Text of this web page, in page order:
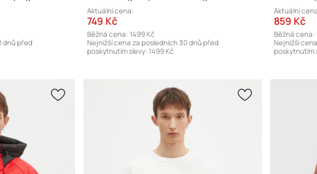
dnů před
Aktuální cena:
749 Kč
Běžná cena: 1499 Kč
Nejnižší cena za posledních 30 dnů před
poskytnutím slevy: 1499 Kč
Aktuální
859 Kč
Běžná cena:
Nejnižší
poskytnutím